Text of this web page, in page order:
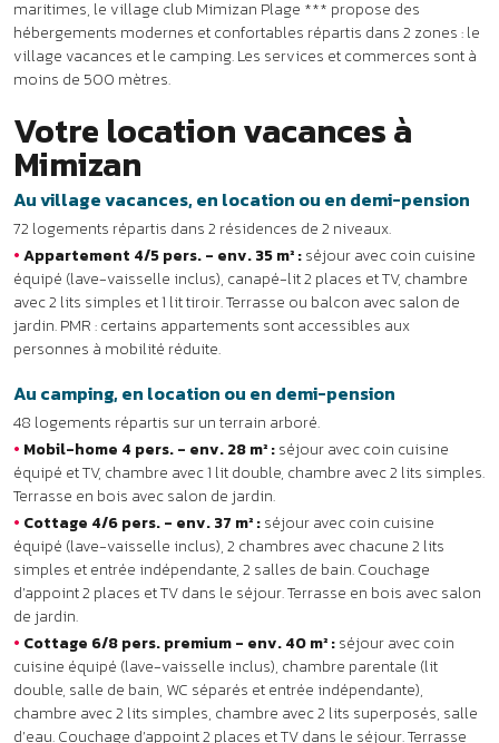
avec 2 lits simples et 1 lit tiroir. Terrasse ou balcon avec salon de
jardin. PMR : certains appartements sont accessibles aux
personnes à mobilité réduite.
48 logements répartis sur un terrain arboré.
Mobil-home 4 pers. - env. 28 m² :
équipé et TV, chambre avec 1 lit double, chambre avec 2 lits simples.
Terrasse en bois avec salon de jardin.
• Cottage 4/6 pers. - env. 37 m² :séjour avec coin cuisine
équipé (lave-vaisselle inclus), 2 chambres avec chacune 2 lits
simples et entrée indépendante, 2 salles de bain. Couchage
d’appoint 2 places et TV dans le séjour. Terrasse en bois avec salon
de jardin.
•Cottage 6/8 pers. premium - env. 40 m² :
cuisine équipé (lave-vaisselle inclus), chambre parentale (lit
double, salle de bain, WC séparés et entrée indépendante),
chambre avec 2 lits simples, chambre avec 2 lits superposés, salle
d’eau. Couchage d’appoint 2 places et TV dans le séjour. Terrasse
en bois avec salon de jardin.
• Bungalow toilé 4 pers. - env. 20 m² :
chambre avec 1 lit double, chambre avec 2 lits simples. Terrasse en
bois avec salon de jardin. Logement sans sanitaires. Bloc sanitaire
séparé (H/F) : toilettes, lavabo, douche, évier.
Les services
• Inclus :Wi-Fi à la réception, salon TV, kit bébé (sur réservation),
espace barbecues, parking privé.
•En supplément :bar avec terrasse, service de plats à emporter
en juillet et août, laverie, forfait ménage. Bornes de recharge pour